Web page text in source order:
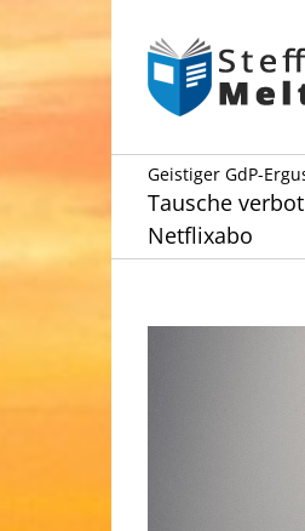
content
Geistiger GdP-
Tausche
Netflixabo